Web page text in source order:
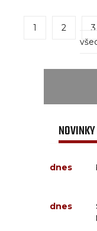
1 2 3
dnes
dnes